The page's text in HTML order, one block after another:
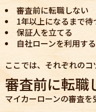
審査前に転職しない
1年以上になるまで待
保証人を立てる
自社ローンを利用する
ここでは、それぞれのコ
審査前に転職
マイカーローンの審査を